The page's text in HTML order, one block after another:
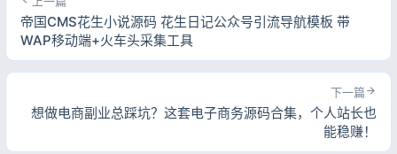
帝国CMS花生小说源码 花生日记公众号引流导航模板 带
WAP移动端+火车头采集工具
下一篇
想做电商副业总踩坑？这套电子商务源码合集，个人站长也
能稳赚！